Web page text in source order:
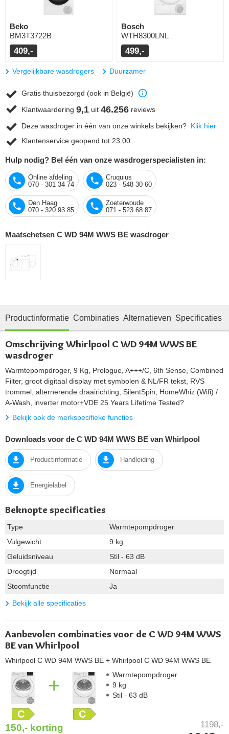
Beko
BM3T3722B
409,-
Bosch
WTH8300LNL
499,-
Vergelijkbare wasdrogers Duurzamer
Gratis thuisbezorgd (ook in België)
Klantwaardering 9,1 uit 46.256 reviews
Deze wasdroger in één van onze winkels bekijken? Klik hier
Klantenservice geopend tot 23:00
Hulp nodig? Bel één van onze wasdrogerspecialisten in:
Online afdeling
070 - 301 34 74
Cruquius
023 - 548 30 60
Den Haag
070 - 320 93 85
Zoeterwoude
071 - 523 68 87
Maatschetsen C WD 94M WWS BE wasdroger
Productinformatie Combinaties Alternatieven Specificaties
Omschrijving Whirlpool C WD 94M WWS BE
wasdroger
Warmtepompdroger, 9 Kg, Prologue, A+++/C, 6th Sense, Combined
Filter, groot digitaal display met symbolen & NL/FR tekst, RVS
trommel, alternerende draairichting, SilentSpin, HomeWhiz (Wifi) /
A-Wash, inverter motor+VDE 25 Years Lifetime Tested?
Bekijk ook de merkspecifieke functies
Downloads voor de C WD 94M WWS BE van Whirlpool
Productinformatie Handleiding
Energielabel
Beknopte specificaties
Type
Warmtepompdroger
Vulgewicht
9 kg
Geluidsniveau
Stil - 63 dB
Droogtijd
Normaal
Stoomfunctie
Ja
Bekijk alle specificaties
Aanbevolen combinaties voor de C WD 94M WWS
BE van Whirlpool
Whirlpool C WD 94M WWS BE + Whirlpool C WD 94M WWS BE
C
+
C
Warmtepompdroger
9 kg
Stil - 63 dB
150,- korting 1198,-